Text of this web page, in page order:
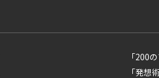
「200
「発想